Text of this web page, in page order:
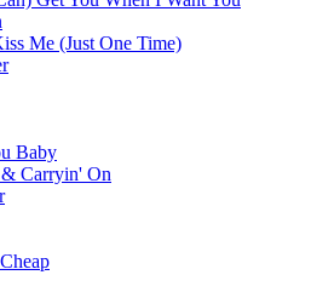
Me (Just One Time)
Baby
Carryin' On